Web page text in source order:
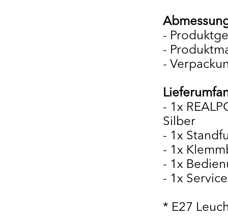
-
-
-
- 1x
Silber
- 1x
- 1x
- 1x
- 1x
* E27